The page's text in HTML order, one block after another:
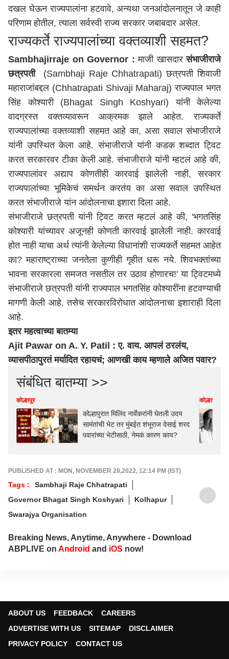
दखल घेऊन राज्यपालांना हटवावे, अन्यथा जनआंदोलनातून जे काही
परिणाम होतील, त्याला सर्वस्वी राज्य सरकार जबाबदार असेल.
राज्यकर्ते राज्यपालांच्या वक्तव्याशी सहमत?
Sambhajirraje on Governor : माजी खासदारसंभाजीराजे
छत्रपती(Sambhaji Raje Chhatrapati) छत्रपती शिवाजी
महाराजांबद्दल (Chhatrapati Shivaji Maharaj) राज्यपाल भगत
सिंह कोश्यारी (Bhagat Singh Koshyari) यांनी केलेल्या
वादग्रस्त वक्तव्यावरून आक्रमक झाले आहेत. राज्यकर्ते
राज्यपालांच्या वक्तव्याशी सहमत आहे का, असा सवाल संभाजीराजे
यांनी उपस्थित केला आहे. संभाजीराजे यांनी कडक शब्दात ट्विट
करत सरकारवर टीका केली आहे. संभाजीराजे यांनी म्हटलं आहे की,
राज्यपालांवर अद्याप कोणतीही कारवाई झालेली नाही, सरकार
राज्यपालांच्या भूमिकेचं समर्थन करतंय का असा सवाल उपस्थित
करत संभाजीराजे यांन आंदोलनाचा इशारा दिला आहे.
संभाजीराजे छत्रपती यांनी ट्विट करत म्हटलं आहे की, 'भगतसिंह
कोश्यारी यांच्यावर अजूनही कोणती कारवाई झालेली नाही. कारवाई
होत नाही याचा अर्थ त्यांनी केलेल्या विधानांशी राज्यकर्ते सहमत आहेत
का?महाराष्ट्राच्या जनतेला कुणीही गृहीत धरू नये. शिवभक्तांच्या
भावना सरकारला समजत नसतील तर उठाव होणारच!' या ट्विटमध्ये
संभाजीराजे छत्रपती यांनी राज्यपाल भगतसिंह कोश्यारींना हटवण्याची
मागणी केली आहे. तसेच सरकारविरोधात आंदोलनाचा इशाराही दिला
आहे.
इतर महत्वाच्या बातम्या
Ajit Pawar on A. Y. Patil : ए. वाय. आपलं ठरलंय,
व्यासपीठापुरतं मर्यादित रहायचं; आणखी काय म्हणाले अजित पवार?
संबंधित बातम्या >>
कोल्हापूर
कोल्हापुरात मिलिंद नार्वेकरांनी घेतली उदय
सामंतांची भेट तर मुंबईत शंभूराज देसाई शरद
पवारांच्या भेटीसाठी, नेमकं कारण काय?
कोल्हापूर
PUBLISHED AT : MON, NOVEMBER 28,2022, 12:14 PM (IST)
Tags :
Sambhaji Raje Chhatrapati
Governor Bhagat Singh Koshyari
Kolhapur
Swarajya Organisation
Breaking News, Anytime, Anywhere - Download
ABPLIVE on Android and iOS now!
ABOUT US FEEDBACK
CAREERS
ADVERTISE WITH US
SITEMAP
DISCLAIMER
PRIVACY POLICY
CONTACT US